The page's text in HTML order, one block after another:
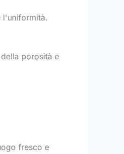
l'uniformità.
porosità e
fresco e